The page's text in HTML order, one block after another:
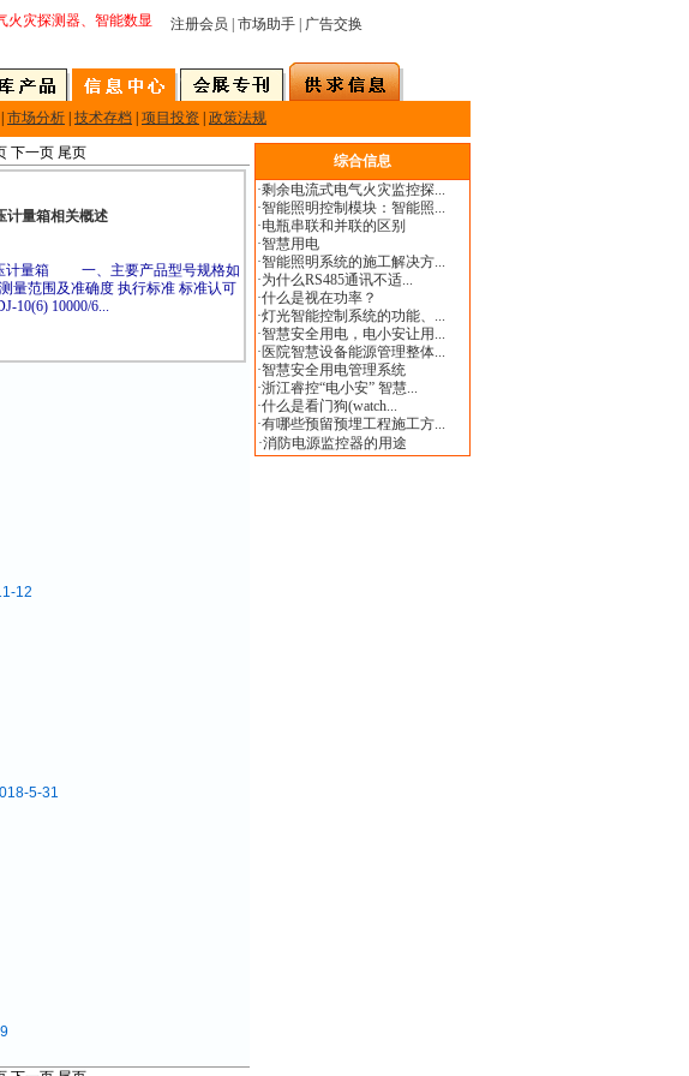
火灾探测器、智能数显
注册会员 市场助手 广告交换
市场分析 技术存档 项目投资 政策法规
下一页 尾页
计量箱相关概述
量箱 一、主要产品型号规格如
范围及准确度 执行标准 标准认可
10000/6...
12
5-31
综合信息
·剩余电流式电气火灾监控探...
·智能照明控制模块：智能照...
·电瓶串联和并联的区别
·智慧用电
·智能照明系统的施工解决方...
·为什么RS485通讯不适...
·什么是视在功率？
·灯光智能控制系统的功能、...
·智慧安全用电，电小安让用...
· 医院智慧设备能源管理整体...
·智慧安全用电管理系统
·浙江睿控“电小安” 智慧...
·什么是看门狗(watch...
·有哪些预留预埋工程施工方...
·消防电源监控器的用途